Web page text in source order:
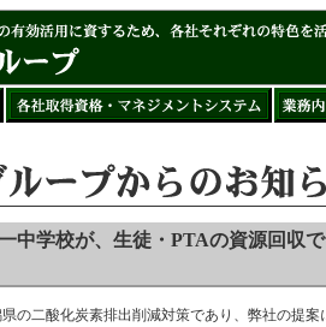
中学校が、生徒・PTAの資源回収
県の二酸化炭素排出削減対策であり、弊社の提